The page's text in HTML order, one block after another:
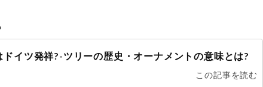
イツ発祥?-ツリーの歴史・オーナメントの意味とは?
この記事を読む